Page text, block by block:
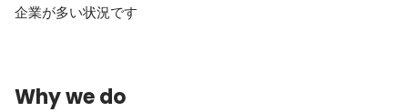
企業が多い状況です
Why we do